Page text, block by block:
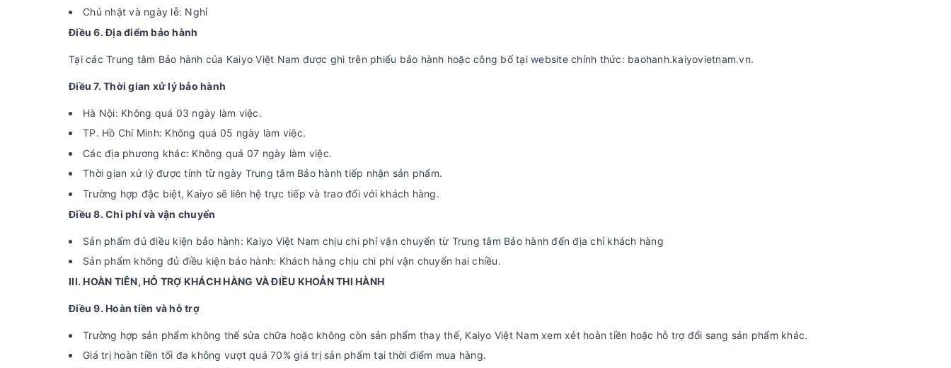
Chủ nhật và ngày lễ: Nghỉ
Điều 6. Địa điểm bảo hành
Tại các Trung tâm Bảo hành của Kaiyo Việt Nam được ghi trên phiếu bảo hành hoặc công bố tại website chính thức: baohanh.kaiyovietnam.vn.
Điều 7. Thời gian xử lý bảo hành
Hà Nội: Không quá 03 ngày làm việc.
TP. Hồ Chí Minh: Không quá 05 ngày làm việc.
Các địa phương khác: Không quá 07 ngày làm việc.
Thời gian xử lý được tính từ ngày Trung tâm Bảo hành tiếp nhận sản phẩm.
Trường hợp đặc biệt, Kaiyo sẽ liên hệ trực tiếp và trao đổi với khách hàng.
Điều 8. Chi phí và vận chuyển
Sản phẩm đủ điều kiện bảo hành: Kaiyo Việt Nam chịu chi phí vận chuyển từ Trung tâm Bảo hành đến địa chỉ khách hàng
Sản phẩm không đủ điều kiện bảo hành: Khách hàng chịu chi phí vận chuyển hai chiều.
III. HOÀN TIÊN, HỖ TRỢ KHÁCH HÀNG VÀ ĐIỀU KHOẢN THI HÀNH
Điều 9. Hoàn tiền và hỗ trợ
Trường hợp sản phẩm không thể sửa chữa hoặc không còn sản phẩm thay thế, Kaiyo Việt Nam xem xét hoàn tiền hoặc hỗ trợ đổi sang sản phẩm khác.
Giá trị hoàn tiền tối đa không vượt quá 70% giá trị sản phẩm tại thời điểm mua hàng.